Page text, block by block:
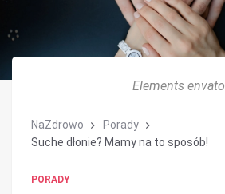
Elements envato
NaZdrowo
Porady
Suche dłonie? Mamy na to sposób!
PORADY